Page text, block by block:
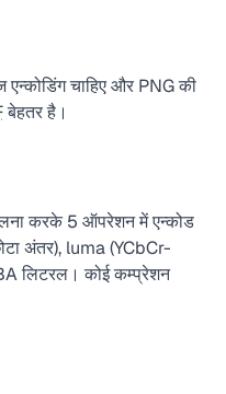
चाहिए और PNG की
बेहतर है।
करके 5 ऑपरेशन में एन्कोड
अंतर), luma (YCbCr-
लिटरल। कोई कम्प्रेशन